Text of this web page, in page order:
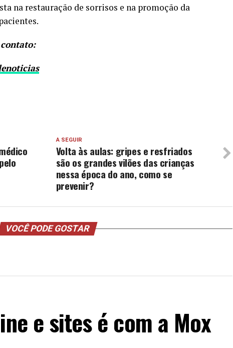
na restauração de sorrisos e na promoção da
A SEGUIR
Volta às aulas: gripes e resfriados
são os grandes vilões das crianças
nessa época do ano, como se
prevenir?
VOCÊ PODE GOSTAR
e sites é com a Mox